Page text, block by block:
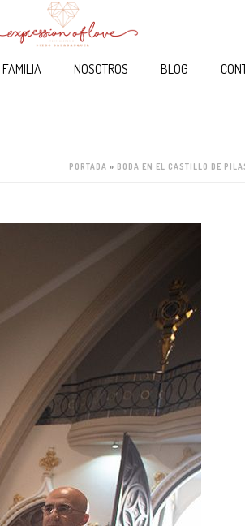
FAMILIA NOSOTROS BLOG
PORTADA » BODA EN EL CASTILLO DE